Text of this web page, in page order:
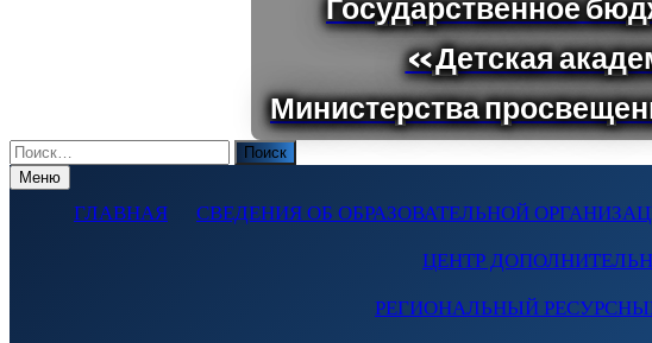
Поиск
по:Меню
ГЛАВНАЯ СВЕДЕНИЯ ОБ ОБРАЗОВАТЕЛЬНОЙ
ЦЕНТР
РЕГИОНАЛЬНЫЙ